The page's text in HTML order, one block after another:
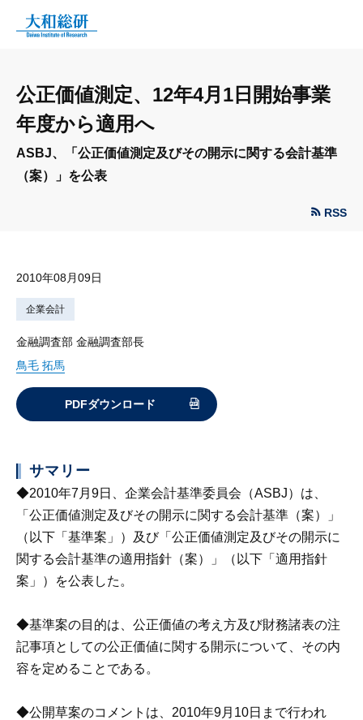
公正価値測定、12年4月1日開始事業
年度から適用へ
ASBJ、「公正価値測定及びその開示に関する会計基準
（案）」を公表
RSS
2010年08月09日
企業会計
金融調査部 金融調査部長
鳥毛 拓馬
PDFダウンロード
サマリー
◆2010年7月9日、企業会計基準委員会（ASBJ）は、
「公正価値測定及びその開示に関する会計基準（案）」
（以下「基準案」）及び「公正価値測定及びその開示に
関する会計基準の適用指針（案）」（以下「適用指針
案」）を公表した。
◆基準案の目的は、公正価値の考え方及び財務諸表の注
記事項としての公正価値に関する開示について、その内
容を定めることである。
◆公開草案のコメントは、2010年9月10日まで行われ